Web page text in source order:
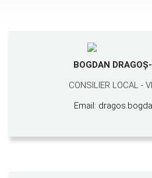
BOGDAN
CONSILIER LOCAL -
Email: